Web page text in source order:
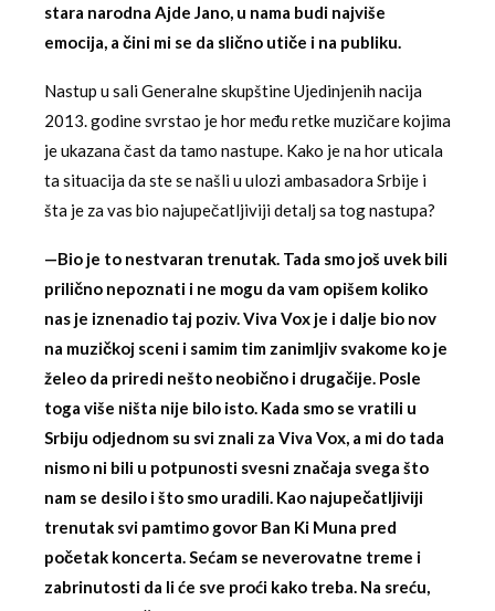
stara narodna Ajde Jano, u nama budi najviše
emocija, a čini mi se da slično utiče i na publiku.
Nastup u sali Generalne skupštine Ujedinjenih nacija
2013. godine svrstao je hor među retke muzičare kojima
je ukazana čast da tamo nastupe. Kako je na hor uticala
ta situacija da ste se našli u ulozi ambasadora Srbije i
šta je za vas bio najupečatljiviji detalj sa tog nastupa?
—Bio je to nestvaran trenutak. Tada smo još uvek bili
prilično nepoznati i ne mogu da vam opišem koliko
nas je iznenadio taj poziv. Viva Vox je i dalje bio nov
na muzičkoj sceni i samim tim zanimljiv svakome ko je
želeo da priredi nešto neobično i drugačije. Posle
toga više ništa nije bilo isto. Kada smo se vratili u
Srbiju odjednom su svi znali za Viva Vox, a mi do tada
nismo ni bili u potpunosti svesni značaja svega što
nam se desilo i što smo uradili. Kao najupečatljiviji
trenutak svi pamtimo govor Ban Ki Muna pred
početak koncerta. Sećam se neverovatne treme i
zabrinutosti da li će sve proći kako treba. Na sreću,